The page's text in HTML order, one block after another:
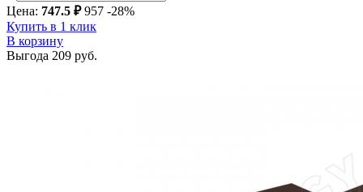
Цена: 747.5 ₽ 957 -28%
Купить в 1 клик
В корзину
Выгода 209 руб.